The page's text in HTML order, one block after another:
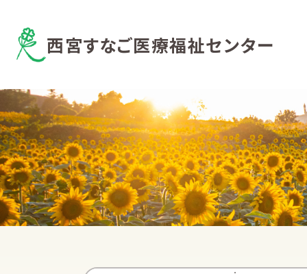
西宮すなご医療福祉センター